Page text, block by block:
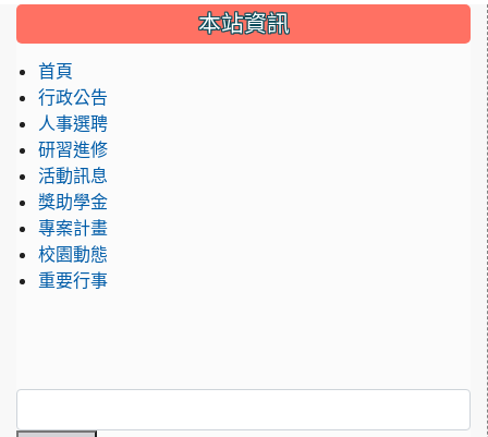
本站資訊
首頁
行政公告
人事選聘
研習進修
活動訊息
獎助學金
專案計畫
校園動態
重要行事